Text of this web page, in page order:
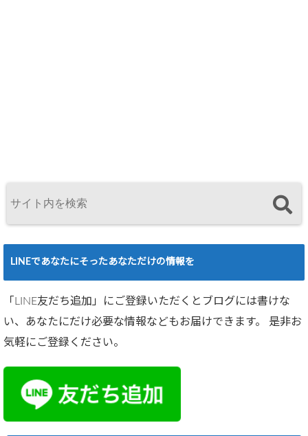
LINEであなたにそったあなただけの情報を
「LINE友だち追加」にご登録いただくとブログには書けな
い、あなたにだけ必要な情報などもお届けできます。 是非お
気軽にご登録ください。